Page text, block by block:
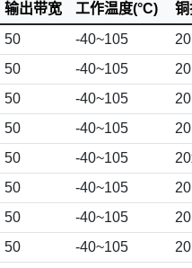
输出带宽 工作温度(°C) 铜
50 -40~105
50 -40~105
50 -40~105
50 -40~105
50 -40~105
50 -40~105
50 -40~105
50 -40~105